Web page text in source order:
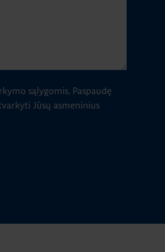
sąlygomis. Paspaudę
Jūsų asmeninius